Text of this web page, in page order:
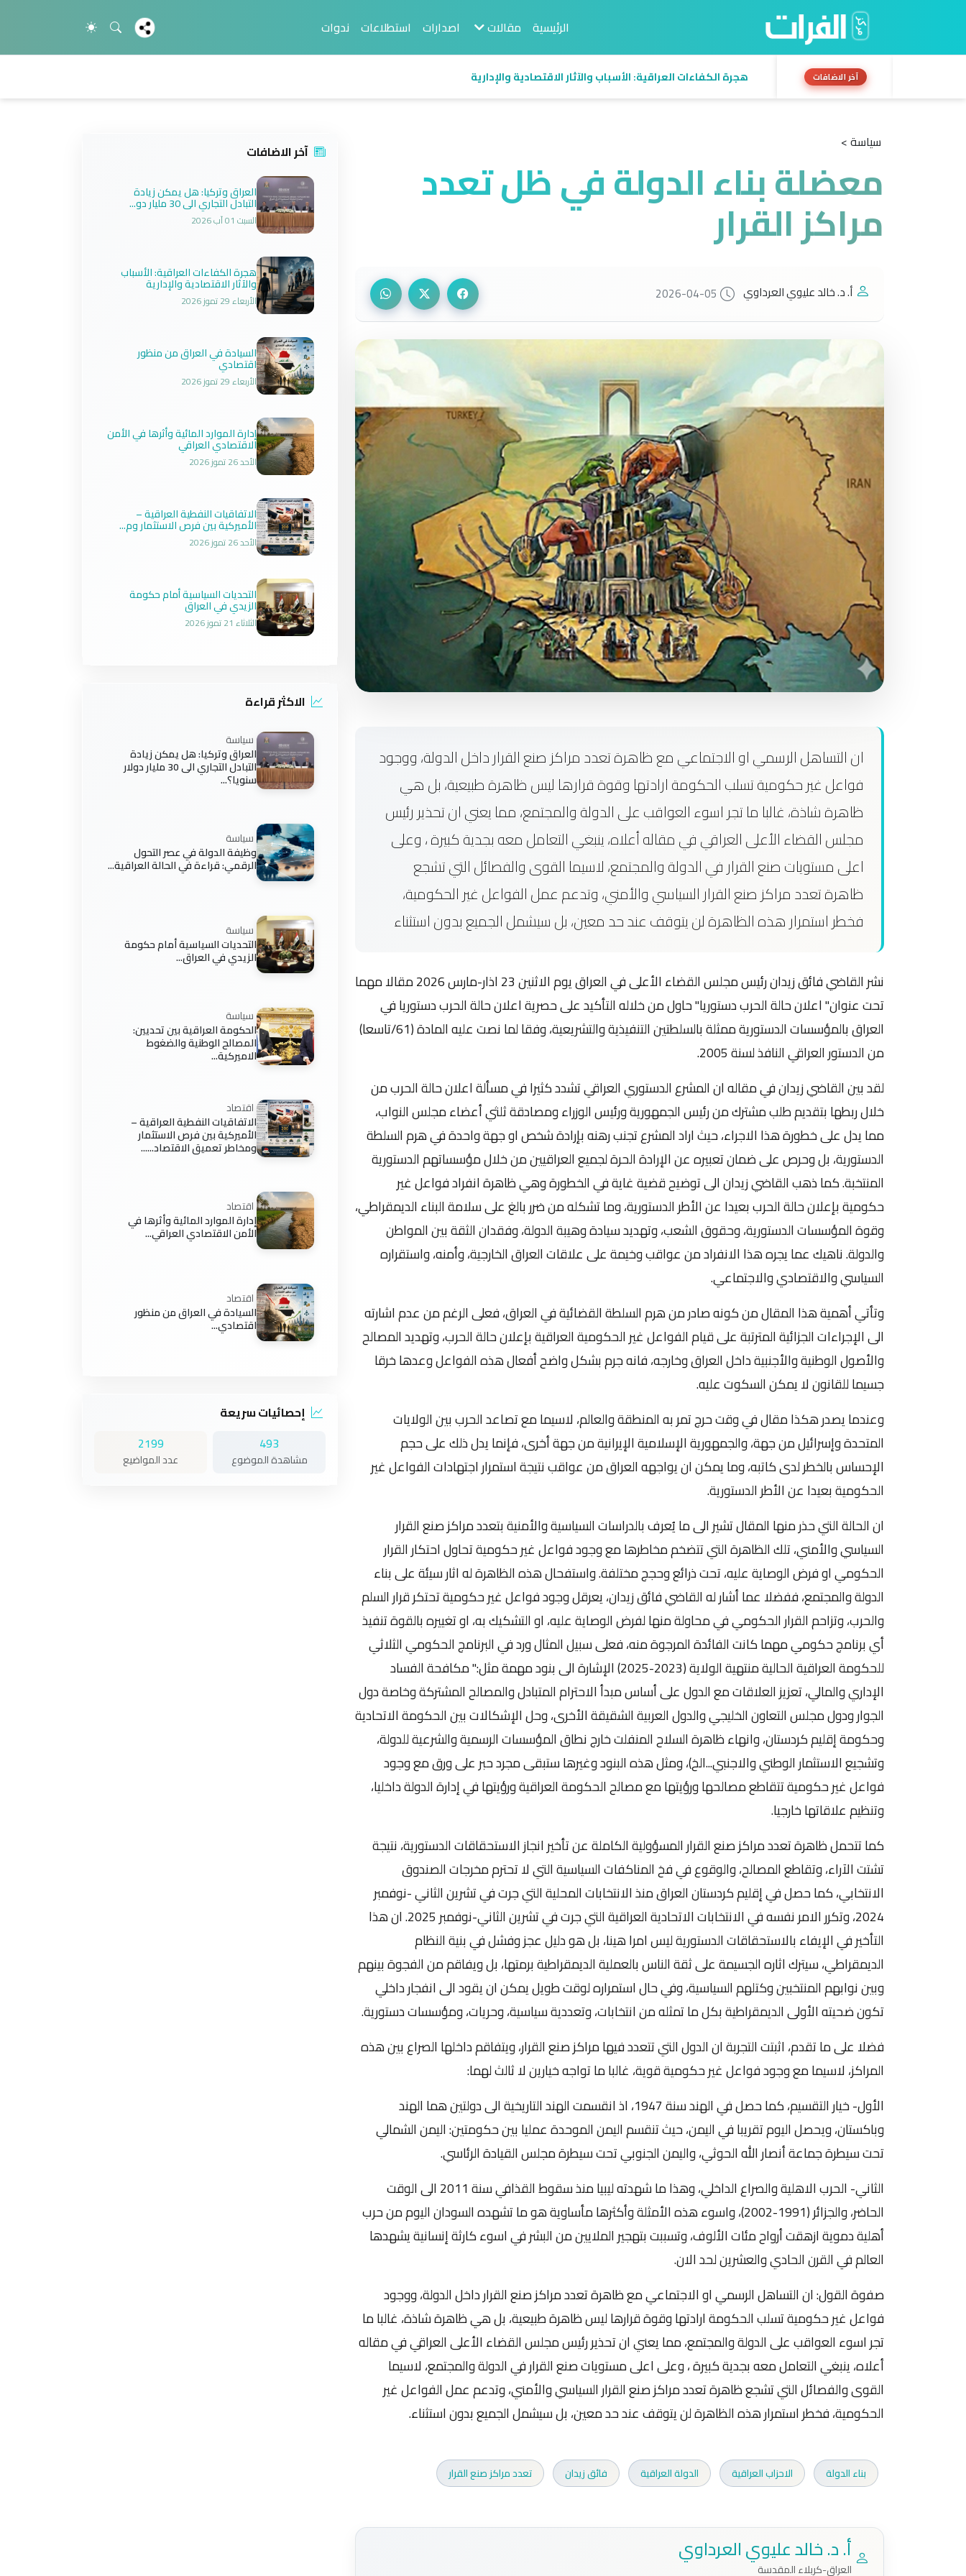
الرئيسية مقالات اصدارات استطلاعات ندوات
آخر الاضافات هجرة الكفاءات العراقية: الأسباب والآثار الاقتصادية والإدارية
سياسة >
معضلة بناء الدولة في ظل تعدد
مراكز القرار
أ. د. خالد عليوي العرداوي 2026-04-05
ان التساهل الرسمي او الاجتماعي مع ظاهرة تعدد مراكز صنع القرار داخل الدولة، ووجود
فواعل غير حكومية تسلب الحكومة ارادتها وقوة قرارها ليس ظاهرة طبيعية، بل هي
ظاهرة شاذة، غالبا ما تجر اسوء العواقب على الدولة والمجتمع، مما يعني ان تحذير رئيس
مجلس القضاء الأعلى العراقي في مقاله أعلاه، ينبغي التعامل معه بجدية كبيرة ، وعلى
اعلى مستويات صنع القرار في الدولة والمجتمع، لاسيما القوى والفصائل التي تشجع
ظاهرة تعدد مراكز صنع القرار السياسي والأمني، وتدعم عمل الفواعل غير الحكومية،
فخطر استمرار هذه الظاهرة لن يتوقف عند حد معين، بل سيشمل الجميع بدون استثناء
نشر القاضي فائق زيدان رئيس مجلس القضاء الأعلى في العراق يوم الاثنين 23 اذار-مارس 2026 مقالا مهما
تحت عنوان" اعلان حالة الحرب دستوريا" حاول من خلاله التأكيد على حصرية اعلان حالة الحرب دستوريا في
العراق بالمؤسسات الدستورية ممثلة بالسلطتين التنفيذية والتشريعية، وفقا لما نصت عليه المادة (61/تاسعا)
من الدستور العراقي النافذ لسنة 2005.
لقد بين القاضي زيدان في مقاله ان المشرع الدستوري العراقي تشدد كثيرا في مسألة اعلان حالة الحرب من
خلال ربطها بتقديم طلب مشترك من رئيس الجمهورية ورئيس الوزراء ومصادقة ثلثي أعضاء مجلس النواب،
مما يدل على خطورة هذا الاجراء، حيث اراد المشرع تجنب رهنه بإرادة شخص او جهة واحدة في هرم السلطة
الدستورية، بل وحرص على ضمان تعبيره عن الإرادة الحرة لجميع العراقيين من خلال مؤسساتهم الدستورية
المنتخبة. كما ذهب القاضي زيدان الى توضيح قضية غاية في الخطورة وهي ظاهرة انفراد فواعل غير
حكومية بإعلان حالة الحرب بعيدا عن الأطر الدستورية، وما تشكله من ضرر بالغ على سلامة البناء الديمقراطي،
وقوة المؤسسات الدستورية، وحقوق الشعب، وتهديد سيادة وهيبة الدولة، وفقدان الثقة بين المواطن
والدولة. ناهيك عما يجره هذا الانفراد من عواقب وخيمة على علاقات العراق الخارجية، وأمنه، واستقراره
السياسي والاقتصادي والاجتماعي.
وتأتي أهمية هذا المقال من كونه صادر من هرم السلطة القضائية في العراق، فعلى الرغم من عدم اشارته
الى الإجراءات الجزائية المترتبة على قيام الفواعل غير الحكومية العراقية بإعلان حالة الحرب، وتهديد المصالح
والأصول الوطنية والأجنبية داخل العراق وخارجه، فانه جرم بشكل واضح أفعال هذه الفواعل وعدها خرقا
جسيما للقانون لا يمكن السكوت عليه.
وعندما يصدر هكذا مقال في وقت حرج تمر به المنطقة والعالم، لاسيما مع تصاعد الحرب بين الولايات
المتحدة وإسرائيل من جهة، والجمهورية الإسلامية الإيرانية من جهة أخرى، فإنما يدل ذلك على حجم
الإحساس بالخطر لدى كاتبه، وما يمكن ان يواجهه العراق من عواقب نتيجة استمرار اجتهادات الفواعل غير
الحكومية بعيدا عن الأطر الدستورية.
ان الحالة التي حذر منها المقال تشير الى ما يُعرف بالدراسات السياسية والأمنية بتعدد مراكز صنع القرار
السياسي والأمني، تلك الظاهرة التي تتضخم مخاطرها مع وجود فواعل غير حكومية تحاول احتكار القرار
الحكومي او فرض الوصاية عليه، تحت ذرائع وحجج مختلفة. واستفحال هذه الظاهرة له اثار سيئة على بناء
الدولة والمجتمع، ففضلا عما أشار له القاضي فائق زيدان، يعرقل وجود فواعل غير حكومية تحتكر قرار السلم
والحرب، وتزاحم القرار الحكومي في محاولة منها لفرض الوصاية عليه، او التشكيك به، او تغييره بالقوة تنفيذ
أي برنامج حكومي مهما كانت الفائدة المرجوة منه، فعلى سبيل المثال ورد في البرنامج الحكومي الثلاثي
للحكومة العراقية الحالية منتهية الولاية (2023-2025) الإشارة الى بنود مهمة مثل:" مكافحة الفساد
الإداري والمالي، تعزيز العلاقات مع الدول على أساس مبدأ الاحترام المتبادل والمصالح المشتركة وخاصة دول
الجوار ودول مجلس التعاون الخليجي والدول العربية الشقيقة الأخرى، وحل الإشكالات بين الحكومة الاتحادية
وحكومة إقليم كردستان، وانهاء ظاهرة السلاح المنفلت خارج نطاق المؤسسات الرسمية والشرعية للدولة،
وتشجيع الاستثمار الوطني والاجنبي...الخ)، ومثل هذه البنود وغيرها ستبقى مجرد حبر على ورق مع وجود
فواعل غير حكومية تتقاطع مصالحها ورؤيتها مع مصالح الحكومة العراقية ورؤيتها في إدارة الدولة داخليا،
وتنظيم علاقاتها خارجيا.
كما تتحمل ظاهرة تعدد مراكز صنع القرار المسؤولية الكاملة عن تأخير انجاز الاستحقاقات الدستورية، نتيجة
تشتت الآراء، وتقاطع المصالح، والوقوع في فخ المناكفات السياسية التي لا تحترم مخرجات الصندوق
الانتخابي، كما حصل في إقليم كردستان العراق منذ الانتخابات المحلية التي جرت في تشرين الثاني -نوفمبر
2024، وتكرر الامر نفسه في الانتخابات الاتحادية العراقية التي جرت في تشرين الثاني-نوفمبر 2025. ان هذا
التأخير في الإيفاء بالاستحقاقات الدستورية ليس امرا هينا، بل هو دليل عجز وفشل في بنية النظام
الديمقراطي، سيترك اثاره الجسيمة على ثقة الناس بالعملية الديمقراطية برمتها، بل ويفاقم من الفجوة بينهم
وبين نوابهم المنتخبين وكتلهم السياسية، وفي حال استمراره لوقت طويل يمكن ان يقود الى انفجار داخلي
تكون ضحيته الأولى الديمقراطية بكل ما تمثله من انتخابات، وتعددية سياسية، وحريات، ومؤسسات دستورية.
فضلا على ما تقدم، اثبتت التجربة ان الدول التي تتعدد فيها مراكز صنع القرار، ويتفاقم داخلها الصراع بين هذه
المراكز، لاسيما مع وجود فواعل غير حكومية قوية، غالبا ما تواجه خيارين لا ثالث لهما:
الأول- خيار التقسيم، كما حصل في الهند سنة 1947، اذ انقسمت الهند التاريخية الى دولتين هما الهند
وباكستان، ويحصل اليوم تقريبا في اليمن، حيث تنقسم اليمن الموحدة عمليا بين حكومتين: اليمن الشمالي
تحت سيطرة جماعة أنصار الله الحوثي، واليمن الجنوبي تحت سيطرة مجلس القيادة الرئاسي.
الثاني- الحرب الاهلية والصراع الداخلي، وهذا ما شهدته ليبيا منذ سقوط القذافي سنة 2011 الى الوقت
الحاضر، والجزائر (1991-2002)، واسوء هذه الأمثلة وأكثرها مأساوية هو ما تشهده السودان اليوم من حرب
أهلية دموية ازهقت أرواح مئات الألوف، وتسببت بتهجير الملايين من البشر في اسوء كارثة إنسانية يشهدها
العالم في القرن الحادي والعشرين لحد الان.
صفوة القول: ان التساهل الرسمي او الاجتماعي مع ظاهرة تعدد مراكز صنع القرار داخل الدولة، ووجود
فواعل غير حكومية تسلب الحكومة ارادتها وقوة قرارها ليس ظاهرة طبيعية، بل هي ظاهرة شاذة، غالبا ما
تجر اسوء العواقب على الدولة والمجتمع، مما يعني ان تحذير رئيس مجلس القضاء الأعلى العراقي في مقاله
أعلاه، ينبغي التعامل معه بجدية كبيرة ، وعلى اعلى مستويات صنع القرار في الدولة والمجتمع، لاسيما
القوى والفصائل التي تشجع ظاهرة تعدد مراكز صنع القرار السياسي والأمني، وتدعم عمل الفواعل غير
الحكومية، فخطر استمرار هذه الظاهرة لن يتوقف عند حد معين، بل سيشمل الجميع بدون استثناء.
بناء الدولة الاحزاب العراقية الدولة العراقية فائق زيدان تعدد مراكز صنع القرار
أ. د. خالد عليوي العرداوي
العراق-كربلاء المقدسة
آخر الاضافات
العراق وتركيا: هل يمكن زيادة
التبادل التجاري الى 30 مليار دو...
السبت 01 آب 2026
هجرة الكفاءات العراقية: الأسباب
والآثار الاقتصادية والإدارية
الأربعاء 29 تموز 2026
السيادة في العراق من منظور
اقتصادي
الأربعاء 29 تموز 2026
إدارة الموارد المائية وأثرها في الأمن
الاقتصادي العراقي
الأحد 26 تموز 2026
الاتفاقيات النفطية العراقية –
الأميركية بين فرص الاستثمار وم...
الأحد 26 تموز 2026
التحديات السياسية أمام حكومة
الزيدي في العراق
الثلاثاء 21 تموز 2026
الاكثر قراءة
سياسة
العراق وتركيا: هل يمكن زيادة
التبادل التجاري الى 30 مليار دولار
سنويا؟...
سياسة
وظيفة الدولة في عصر التحول
الرقمي: قراءة في الحالة العراقية...
سياسة
التحديات السياسية أمام حكومة
الزيدي في العراق...
سياسة
الحكومة العراقية بين تحديين:
المصالح الوطنية والضغوط
الاميركية...
اقتصاد
الاتفاقيات النفطية العراقية –
الأميركية بين فرص الاستثمار
ومخاطر تعميق الاقتصاد......
اقتصاد
إدارة الموارد المائية وأثرها في
الأمن الاقتصادي العراقي...
اقتصاد
السيادة في العراق من منظور
اقتصادي...
إحصائيات سريعة
493
مشاهدة الموضوع
2199
عدد المواضيع